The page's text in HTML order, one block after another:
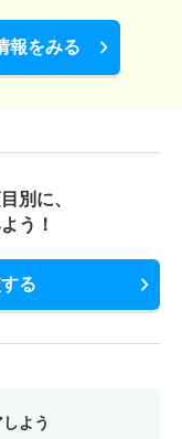
報をみる
別に、
う！
る
よう